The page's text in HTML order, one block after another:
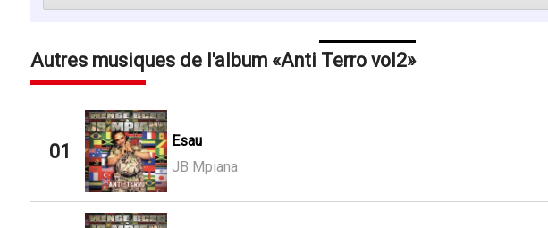
Autres musiques de l'album Anti Terro vol2
01
Esau
JB Mpiana